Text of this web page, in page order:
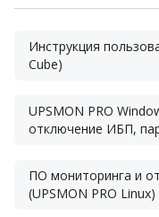
Инструкция
Cube)
UPSMON PRO
отключение ИБП,
ПО мониторинга и
(UPSMON PRO Linux)